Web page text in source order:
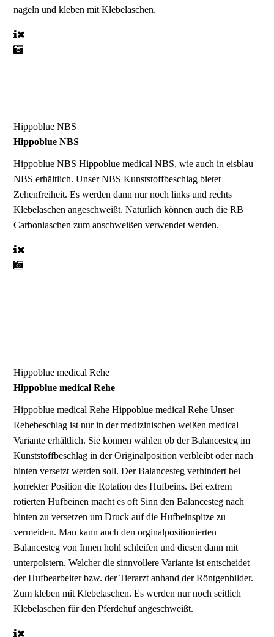
nageln und kleben mit Klebelaschen.
Hippoblue NBS
Hippoblue NBS
Hippoblue NBSHippoblue medical NBS, wie auch in eisblau
NBS erhältlich. Unser NBS Kunststoffbeschlag bietet
Zehenfreiheit. Es werden dann nur noch links und rechts
Klebelaschen angeschweißt. Natürlich können auch die RB
Carbonlaschen zum anschweißen verwendet werden.
Hippoblue medical Rehe
Hippoblue medical Rehe
Hippoblue medical ReheHippoblue medical Rehe Unser
Rehebeschlag ist nur in der medizinischen weißen medical
Variante erhältlich. Sie können wählen ob der Balancesteg im
Kunststoffbeschlag in der Originalposition verbleibt oder nach
hinten versetzt werden soll. Der Balancesteg verhindert bei
korrekter Position die Rotation des Hufbeins. Bei extrem
rotierten Hufbeinen macht es oft Sinn den Balancesteg nach
hinten zu versetzen um Druck auf die Hufbeinspitze zu
vermeiden. Man kann auch den orginalpositionierten
Balancesteg von Innen hohl schleifen und diesen dann mit
unterpolstern. Welcher die sinnvollere Variante ist entscheidet
der Hufbearbeiter bzw. der Tierarzt anhand der Röntgenbilder.
Zum kleben mit Klebelaschen. Es werden nur noch seitlich
Klebelaschen für den Pferdehuf angeschweißt.